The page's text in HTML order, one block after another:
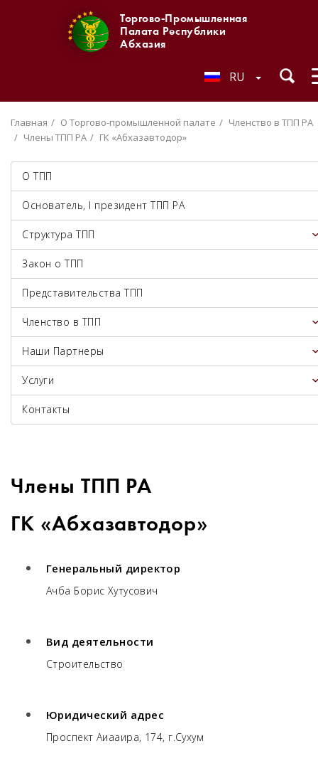
Торгово-Промышленная
Палата Республики
Абхазия
RU
Главная О Торгово-промышленной палате
Членство в ТПП РА
Члены ТПП РА
ГК «Абхазавтодор»
О ТПП
Основатель, I президент ТПП РА
Структура ТПП
Закон о ТПП
Представительства ТПП
Членство в ТПП
Наши Партнеры
Услуги
Контакты
Члены ТПП РА
ГК «Абхазавтодор»
Генеральный директор
Ачба Борис Хутусович
Вид деятельности
Строительство
Юридический адрес
Проспект Аиааира, 174, г.Сухум